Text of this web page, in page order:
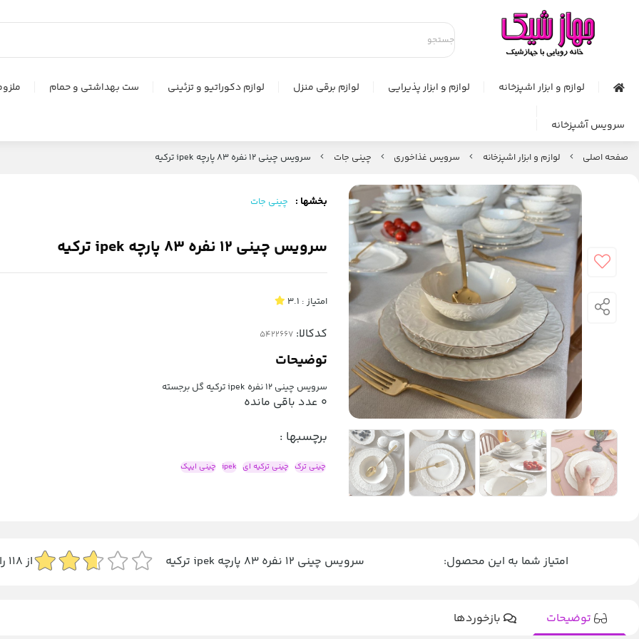
لوازم و ابزار اشپزخانه لوازم و ابزار پذیرایی لوازم برقی منزل لوازم دکوراتیو و تزئینی ست بهداشتی و حمام
سرویس آشپزخانه
صفحه اصلی لوازم و ابزار اشپزخانه سرويس غذاخوري چینی جات سرویس چینی 12 نفره ۸۳ پارچه ipek ترکیه
بخشها : چینی جات
سرویس چینی 12 نفره ۸۳ پارچه ipek ترکیه
امتیاز : 3.1
کدکالا:
توضیحات
سرویس چینی 12 نفره ipek ترکیه گل برجسته
0 عدد باقی مانده
برچسبها :
چینی ترک چینی ترکیه ای ipek چینی ایپک
امتیاز شما به این محصول: سرویس چینی 12 نفره ۸۳ پارچه ipek ترکیه از 118
توضیحات بازخوردها